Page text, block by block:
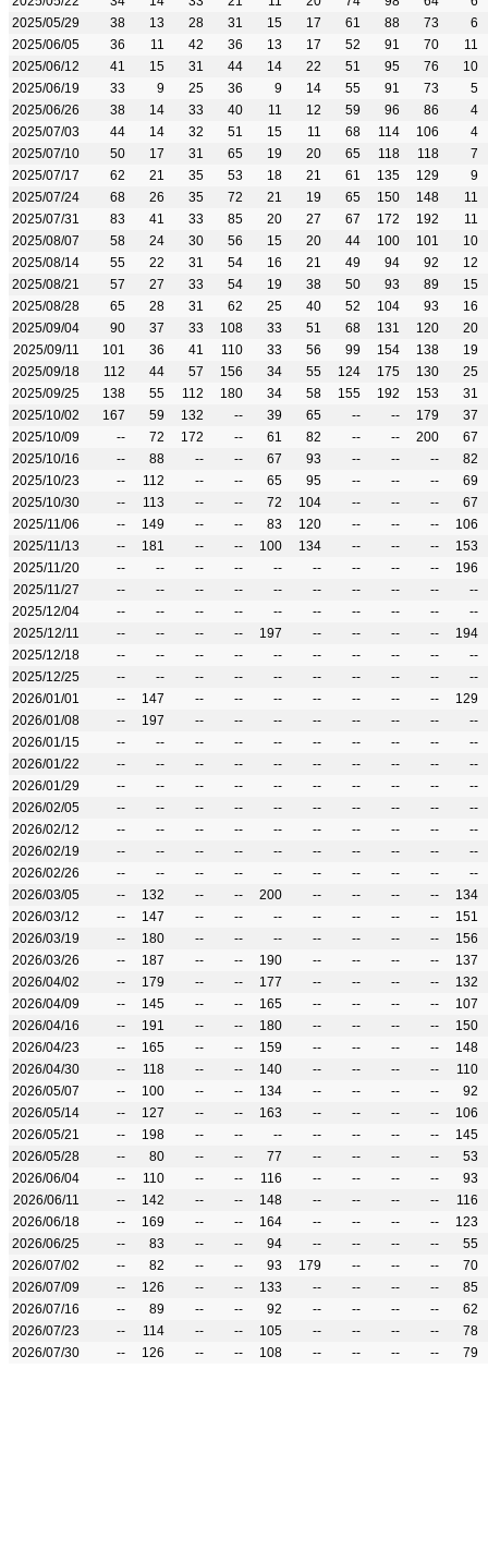
2025/05/29
38 13 28 31 15 17 61 88 73
6
2025/06/05
36 11 42 36 13 17 52 91 70
11
2025/06/12
41 15 31 44 14 22 51 95 76
10
2025/06/19
33 9 25 36 9 14 55 91 73
5
2025/06/26
38 14 33 40 11 12 59 96 86
4
2025/07/03
44 14 32 51 15 11 68 114 106
4
2025/07/10
50 17 31 65 19 20 65 118 118
7
2025/07/17
62 21 35 53 18 21 61 135 129
9
2025/07/24
68 26 35 72 21 19 65 150 148
11
2025/07/31
83 41 33 85 20 27 67 172 192
11
2025/08/07
58 24 30 56 15 20 44 100 101
10
2025/08/14
55 22 31 54 16 21 49 94 92
12
2025/08/21
57 27 33 54 19 38 50 93 89
15
2025/08/28
65 28 31 62 25 40 52 104 93
16
2025/09/04
90 37 33 108 33 51 68 131 120
20
2025/09/11
101 36 41 110 33 56 99 154 138
19
2025/09/18
112 44 57 156 34 55 124 175 130
25
2025/09/25
138 55 112 180 34 58 155 192 153
31
2025/10/02
167 59 132 -- 39 65 -- -- 179
37
2025/10/09
-- 72 172 -- 61 82 -- -- 200
67
2025/10/16
-- 88 -- -- 67 93 -- -- --
82
2025/10/23
-- 112 -- -- 65 95 -- -- --
69
2025/10/30
-- 113 -- -- 72 104 -- -- --
67
2025/11/06
-- 149 -- -- 83 120 -- -- --
106
2025/11/13
-- 181 -- -- 100 134 -- -- --
153
2025/11/20
-- -- -- -- -- -- -- -- --
196
2025/11/27
-- -- -- -- -- -- -- -- --
--
2025/12/04
-- -- -- -- -- -- -- -- --
--
2025/12/11
-- -- -- -- 197 -- -- -- --
194
2025/12/18
-- -- -- -- -- -- -- -- --
--
2025/12/25
-- -- -- -- -- -- -- -- --
--
2026/01/01
-- 147 -- -- -- -- -- -- --
129
2026/01/08
-- 197 -- -- -- -- -- -- --
--
2026/01/15
-- -- -- -- -- -- -- -- --
--
2026/01/22
-- -- -- -- -- -- -- -- --
--
2026/01/29
-- -- -- -- -- -- -- -- --
--
2026/02/05
-- -- -- -- -- -- -- -- --
--
2026/02/12
-- -- -- -- -- -- -- -- --
--
2026/02/19
-- -- -- -- -- -- -- -- --
--
2026/02/26
-- -- -- -- -- -- -- -- --
--
2026/03/05
-- 132 -- -- 200 -- -- -- --
134
2026/03/12
-- 147 -- -- -- -- -- -- --
151
2026/03/19
-- 180 -- -- -- -- -- -- --
156
2026/03/26
-- 187 -- -- 190 -- -- -- --
137
2026/04/02
-- 179 -- -- 177 -- -- -- --
132
2026/04/09
-- 145 -- -- 165 -- -- -- --
107
2026/04/16
-- 191 -- -- 180 -- -- -- --
150
2026/04/23
-- 165 -- -- 159 -- -- -- --
148
2026/04/30
-- 118 -- -- 140 -- -- -- --
110
2026/05/07
-- 100 -- -- 134 -- -- -- --
92
2026/05/14
-- 127 -- -- 163 -- -- -- --
106
2026/05/21
-- 198 -- -- -- -- -- -- --
145
2026/05/28
-- 80 -- -- 77 -- -- -- --
53
2026/06/04
-- 110 -- -- 116 -- -- -- --
93
2026/06/11
-- 142 -- -- 148 -- -- -- --
116
2026/06/18
-- 169 -- -- 164 -- -- -- --
123
2026/06/25
-- 83 -- -- 94 -- -- -- --
55
2026/07/02
-- 82 -- -- 93 179 -- -- --
70
2026/07/09
-- 126 -- -- 133 -- -- -- --
85
2026/07/16
-- 89 -- -- 92 -- -- -- --
62
2026/07/23
-- 114 -- -- 105 -- -- -- --
78
2026/07/30
-- 126 -- -- 108 -- -- -- -- 79